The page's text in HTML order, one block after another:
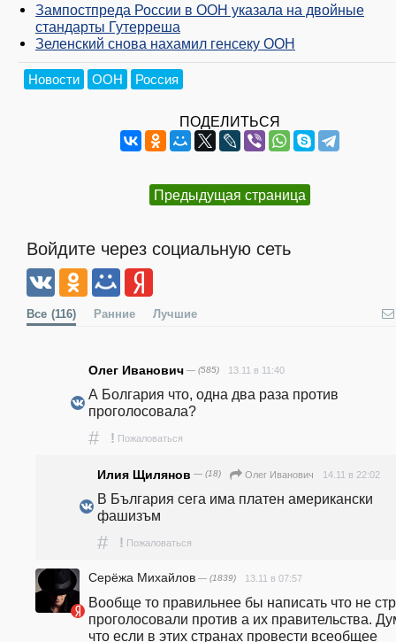
Зампостпреда России в ООН указала на двойные
стандарты Гутерреша
Зеленский снова нахамил генсеку ООН
Новости ООН Россия
ПОДЕЛИТЬСЯ
Предыдущая страница
Войдите через социальную сеть
Все (116) Ранние Лучшие
Олег Иванович — (585) 13.11 в 11:40
А Болгария что, одна два раза против
проголосовала?
# ! Пожаловаться
Илия Щилянов — (18) Олег Иванович 14.11 в 22:02
В България сега има платен американски
фашизъм
# ! Пожаловаться
Серёжа Михайлов — (1839) 13.11 в 07:57
Вообще то правильнее бы написать что не
проголосовали против а их правительства.
что если в этих странах провести всеобщее